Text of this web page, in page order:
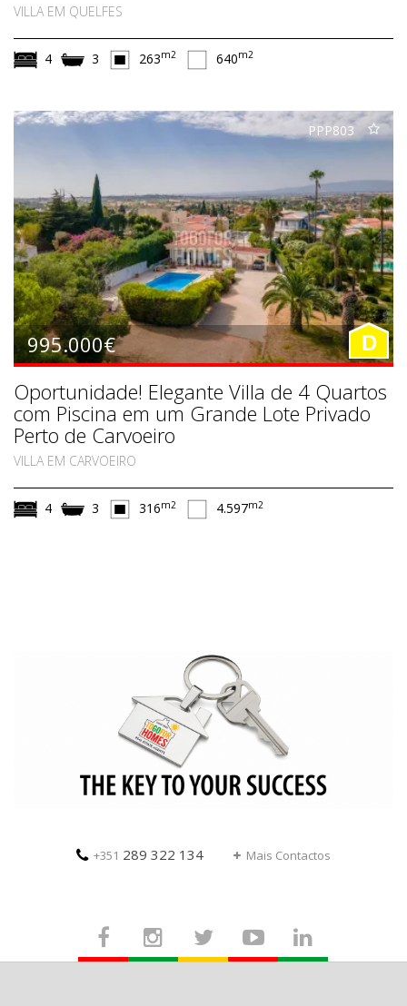
VILLA EM QUELFES
4 3 263m2 640m2
PPP803
995.000€ D
Oportunidade! Elegante Villa de 4 Quartos
com Piscina em um Grande Lote Privado
Perto de Carvoeiro
VILLA EM CARVOEIRO
4 3 316m2 4.597m2
+351 289 322 134 Mais Contactos